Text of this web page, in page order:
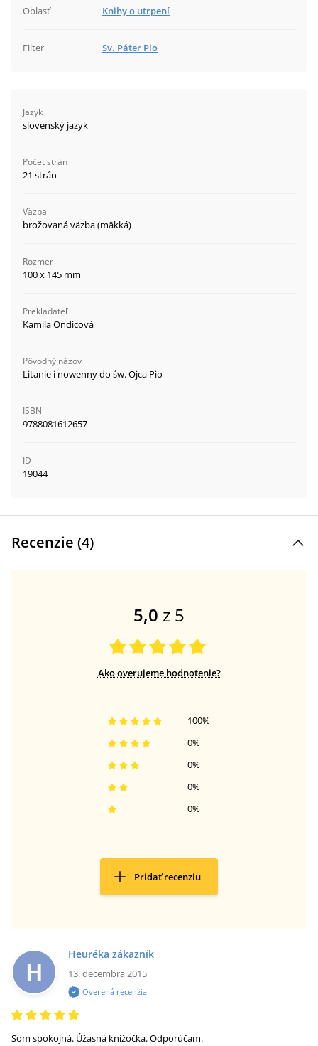
Oblasť Knihy o utrpení
Filter Sv. Páter Pio
Jazyk
slovenský jazyk
Počet strán
21 strán
Väzba
brožovaná väzba (mäkká)
Rozmer
100 x 145 mm
Prekladateľ
Kamila Ondicová
Pôvodný názov
Litanie i nowenny do św. Ojca Pio
ISBN
9788081612657
ID
19044
Recenzie (4)
5,0 z 5
Ako overujeme hodnotenie?
0%
0%
0%
0%
100%
Pridať recenziu
H
Heuréka zákazník
13. decembra 2015
Overená recenzia
Som spokojná. Úžasná knižočka. Odporúčam.